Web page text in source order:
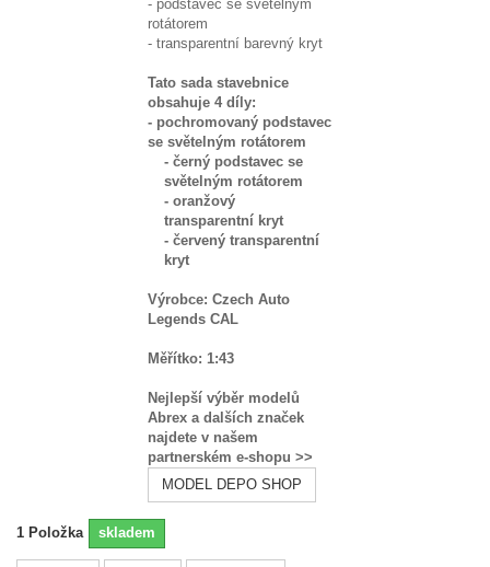
- podstavec se světelným
rotátorem
- transparentní barevný kryt
Tato sada stavebnice
obsahuje 4 díly:
- pochromovaný podstavec
se světelným rotátorem
- černý podstavec se
světelným rotátorem
- oranžový
transparentní kryt
- červený transparentní
kryt
Výrobce: Czech Auto
Legends CAL
Měřítko: 1:43
Nejlepší výběr modelů
Abrex a dalších značek
najdete v našem
partnerském e-shopu >>
MODEL DEPO SHOP
1 Položka skladem